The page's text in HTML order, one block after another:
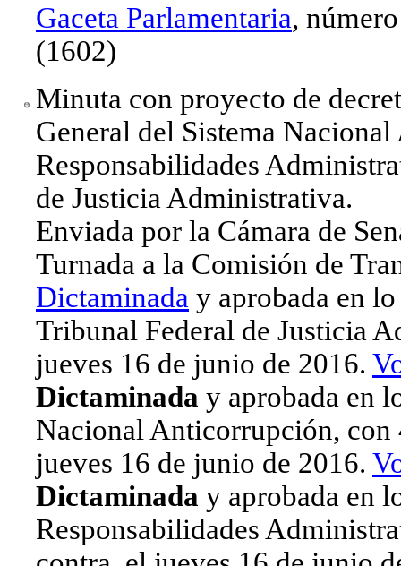
Gaceta Parlamentaria,
(1602)
Minuta con proyecto de
General del Sistema
Responsabilidades
de Justicia Administrativa.
Enviada por la Cámara de
Turnada a la Comisión de
Dictaminada y aprobada en
Tribunal Federal de Justicia
jueves 16 de junio de 2016.
Dictaminada y aprobada en
Nacional Anticorrupción, con
jueves 16 de junio de 2016.
Dictaminada y aprobada en
Responsabilidades